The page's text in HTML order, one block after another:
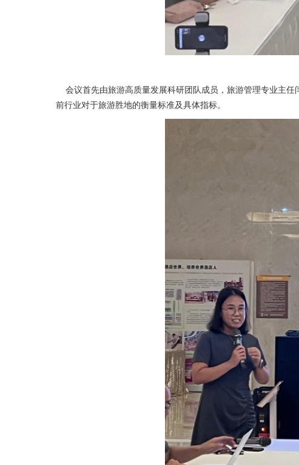
会议首先由旅游高质量发展科研团队成员，旅游管理专业主任
前行业对于旅游胜地的衡量标准及具体指标。